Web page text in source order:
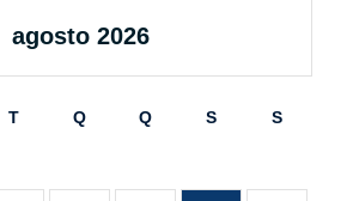
agosto 2026
T Q Q S S